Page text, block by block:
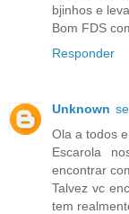
bjinhos e
Bom FDS
Responder
Unknown
Ola a todos
Escarola
encontrar
Talvez vc
tem